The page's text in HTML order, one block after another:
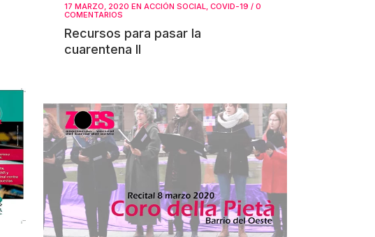
17 MARZO, 2020 EN ACCIÓN SOCIAL, COVID-19 / 0
COMENTARIOS
Recursos para pasar la
cuarentena II